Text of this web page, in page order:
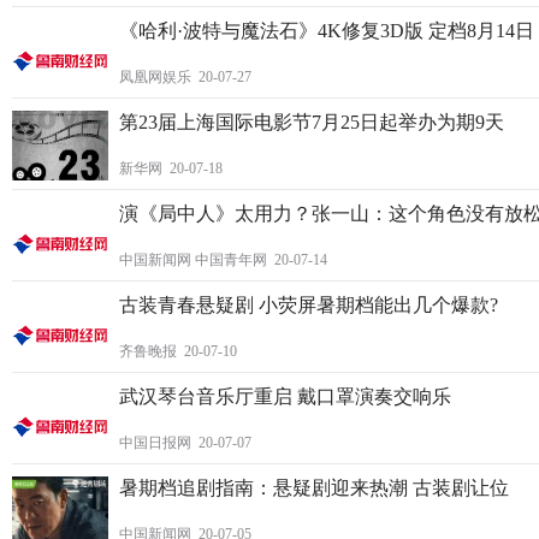
《哈利·波特与魔法石》4K修复3D版 定档8月14日
凤凰网娱乐 20-07-27
第23届上海国际电影节7月25日起举办为期9天
新华网 20-07-18
演《局中人》太用力？张一山：这个角色没有放
中国新闻网 中国青年网 20-07-14
古装青春悬疑剧 小荧屏暑期档能出几个爆款?
齐鲁晚报 20-07-10
武汉琴台音乐厅重启 戴口罩演奏交响乐
中国日报网 20-07-07
暑期档追剧指南：悬疑剧迎来热潮 古装剧让位
中国新闻网 20-07-05